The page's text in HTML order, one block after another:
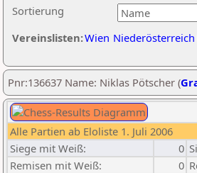
Sortierung
Vereinslisten:Wien Niederösterreich
Pnr:136637 Name: Niklas Pötscher (
Alle Partien ab Eloliste 1. Juli 2006
Siege mit Weiß:
0
Remisen mit Weiß:
0